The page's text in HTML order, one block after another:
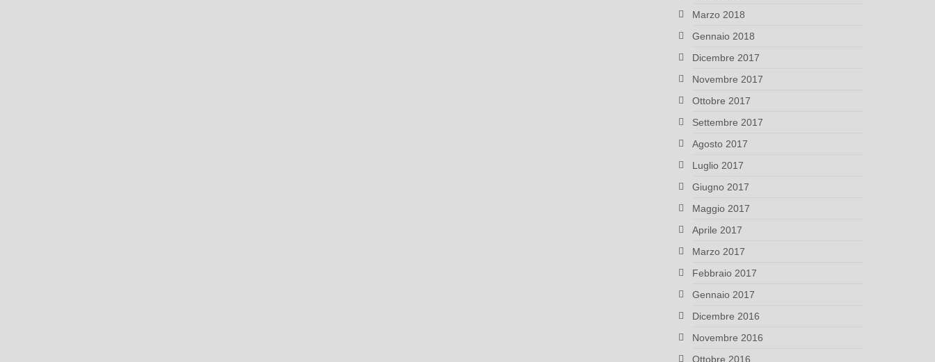
Marzo 2018
Gennaio 2018
Dicembre 2017
Novembre 2017
Ottobre 2017
Settembre 2017
Agosto 2017
Luglio 2017
Giugno 2017
Maggio 2017
Aprile 2017
Marzo 2017
Febbraio 2017
Gennaio 2017
Dicembre 2016
Novembre 2016
Ottobre 2016